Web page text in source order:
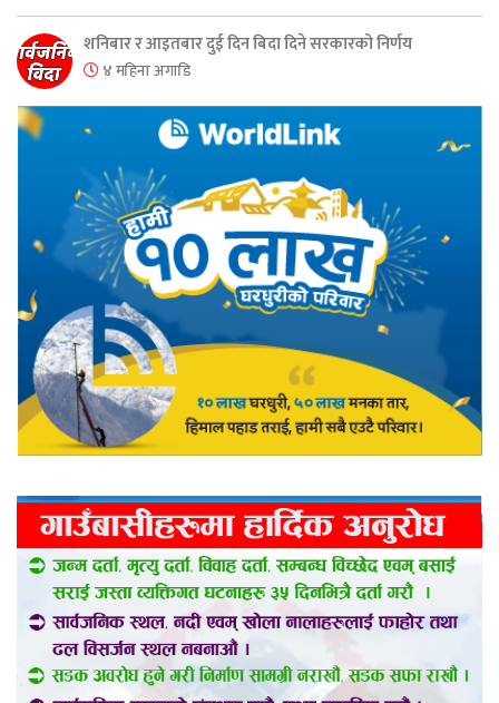
शनिबार र आइतबार दुई दिन बिदा दिने सरकारको निर्णय
४ महिना अगाडि